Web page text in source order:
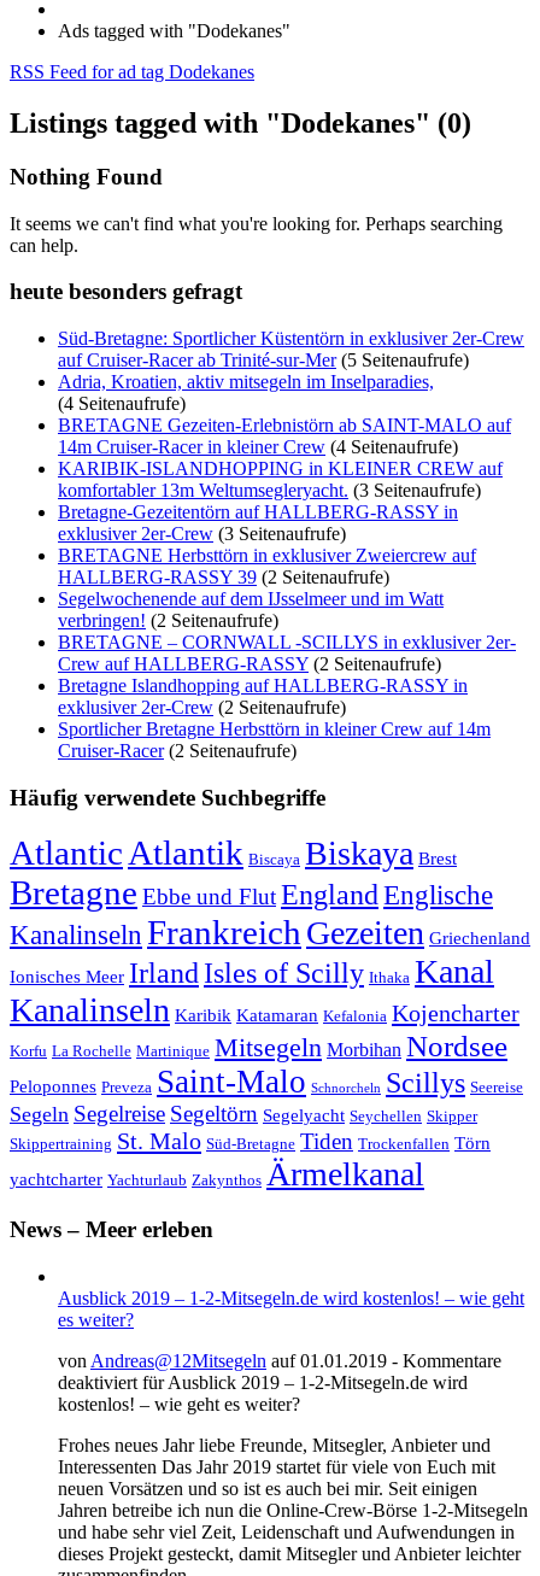
Ads tagged with "Dodekanes"
RSS Feed for ad tag Dodekanes
Listings tagged with "Dodekanes" (0)
Nothing Found
It seems we can't find what you're looking for. Perhaps searching
can help.
heute besonders gefragt
Süd-Bretagne: Sportlicher Küstentörn in exklusiver 2er-Crew
auf Cruiser-Racer ab Trinité-sur-Mer(5 Seitenaufrufe)
Adria, Kroatien, aktiv mitsegeln im Inselparadies,
(4 Seitenaufrufe)
BRETAGNE Gezeiten-Erlebnistörn ab SAINT-MALO auf
14m Cruiser-Racer in kleiner Crew (4 Seitenaufrufe)
KARIBIK-ISLANDHOPPING in KLEINER CREW auf
komfortabler 13m Weltumsegleryacht. (3 Seitenaufrufe)
Bretagne-Gezeitentörn auf HALLBERG-RASSY in
exklusiver 2er-Crew (3 Seitenaufrufe)
BRETAGNE Herbsttörn in exklusiver Zweiercrew auf
HALLBERG-RASSY 39 (2 Seitenaufrufe)
Segelwochenende auf dem IJsselmeer und im Watt
verbringen! (2 Seitenaufrufe)
BRETAGNE – CORNWALL -SCILLYS in exklusiver 2er-
Crew auf HALLBERG-RASSY (2 Seitenaufrufe)
Bretagne Islandhopping auf HALLBERG-RASSY in
exklusiver 2er-Crew (2 Seitenaufrufe)
Sportlicher Bretagne Herbsttörn in kleiner Crew auf 14m
Cruiser-Racer(2 Seitenaufrufe)
Häufig verwendete Suchbegriffe
AtlanticAtlantik Biscaya Biskaya Brest
Bretagne Ebbe und Flut EnglandEnglische
KanalinselnFrankreichGezeiten Griechenland
Ionisches Meer IrlandIsles of Scilly Ithaka Kanal
Kanalinseln Karibik Katamaran Kefalonia Kojencharter
Korfu La Rochelle Martinique Mitsegeln Morbihan Nordsee
Peloponnes Preveza Saint-Malo Schnorcheln Scillys Seereise
Segeln Segelreise Segeltörn Segelyacht Seychellen Skipper
Skippertraining St. Malo Süd-Bretagne Tiden Trockenfallen Törn
yachtcharter Yachturlaub Zakynthos Ärmelkanal
News – Meer erleben
Ausblick 2019 – 1-2-Mitsegeln.de wird kostenlos! – wie geht
es weiter?
von Andreas@12Mitsegeln auf 01.01.2019 - Kommentare
deaktiviert für Ausblick 2019 – 1-2-Mitsegeln.de wird
kostenlos! – wie geht es weiter?
Frohes neues Jahr liebe Freunde, Mitsegler, Anbieter und
Interessenten Das Jahr 2019 startet für viele von Euch mit
neuen Vorsätzen und so ist es auch bei mir. Seit einigen
Jahren betreibe ich nun die Online-Crew-Börse 1-2-Mitsegeln
und habe sehr viel Zeit, Leidenschaft und Aufwendungen in
dieses Projekt gesteckt, damit Mitsegler und Anbieter leichter